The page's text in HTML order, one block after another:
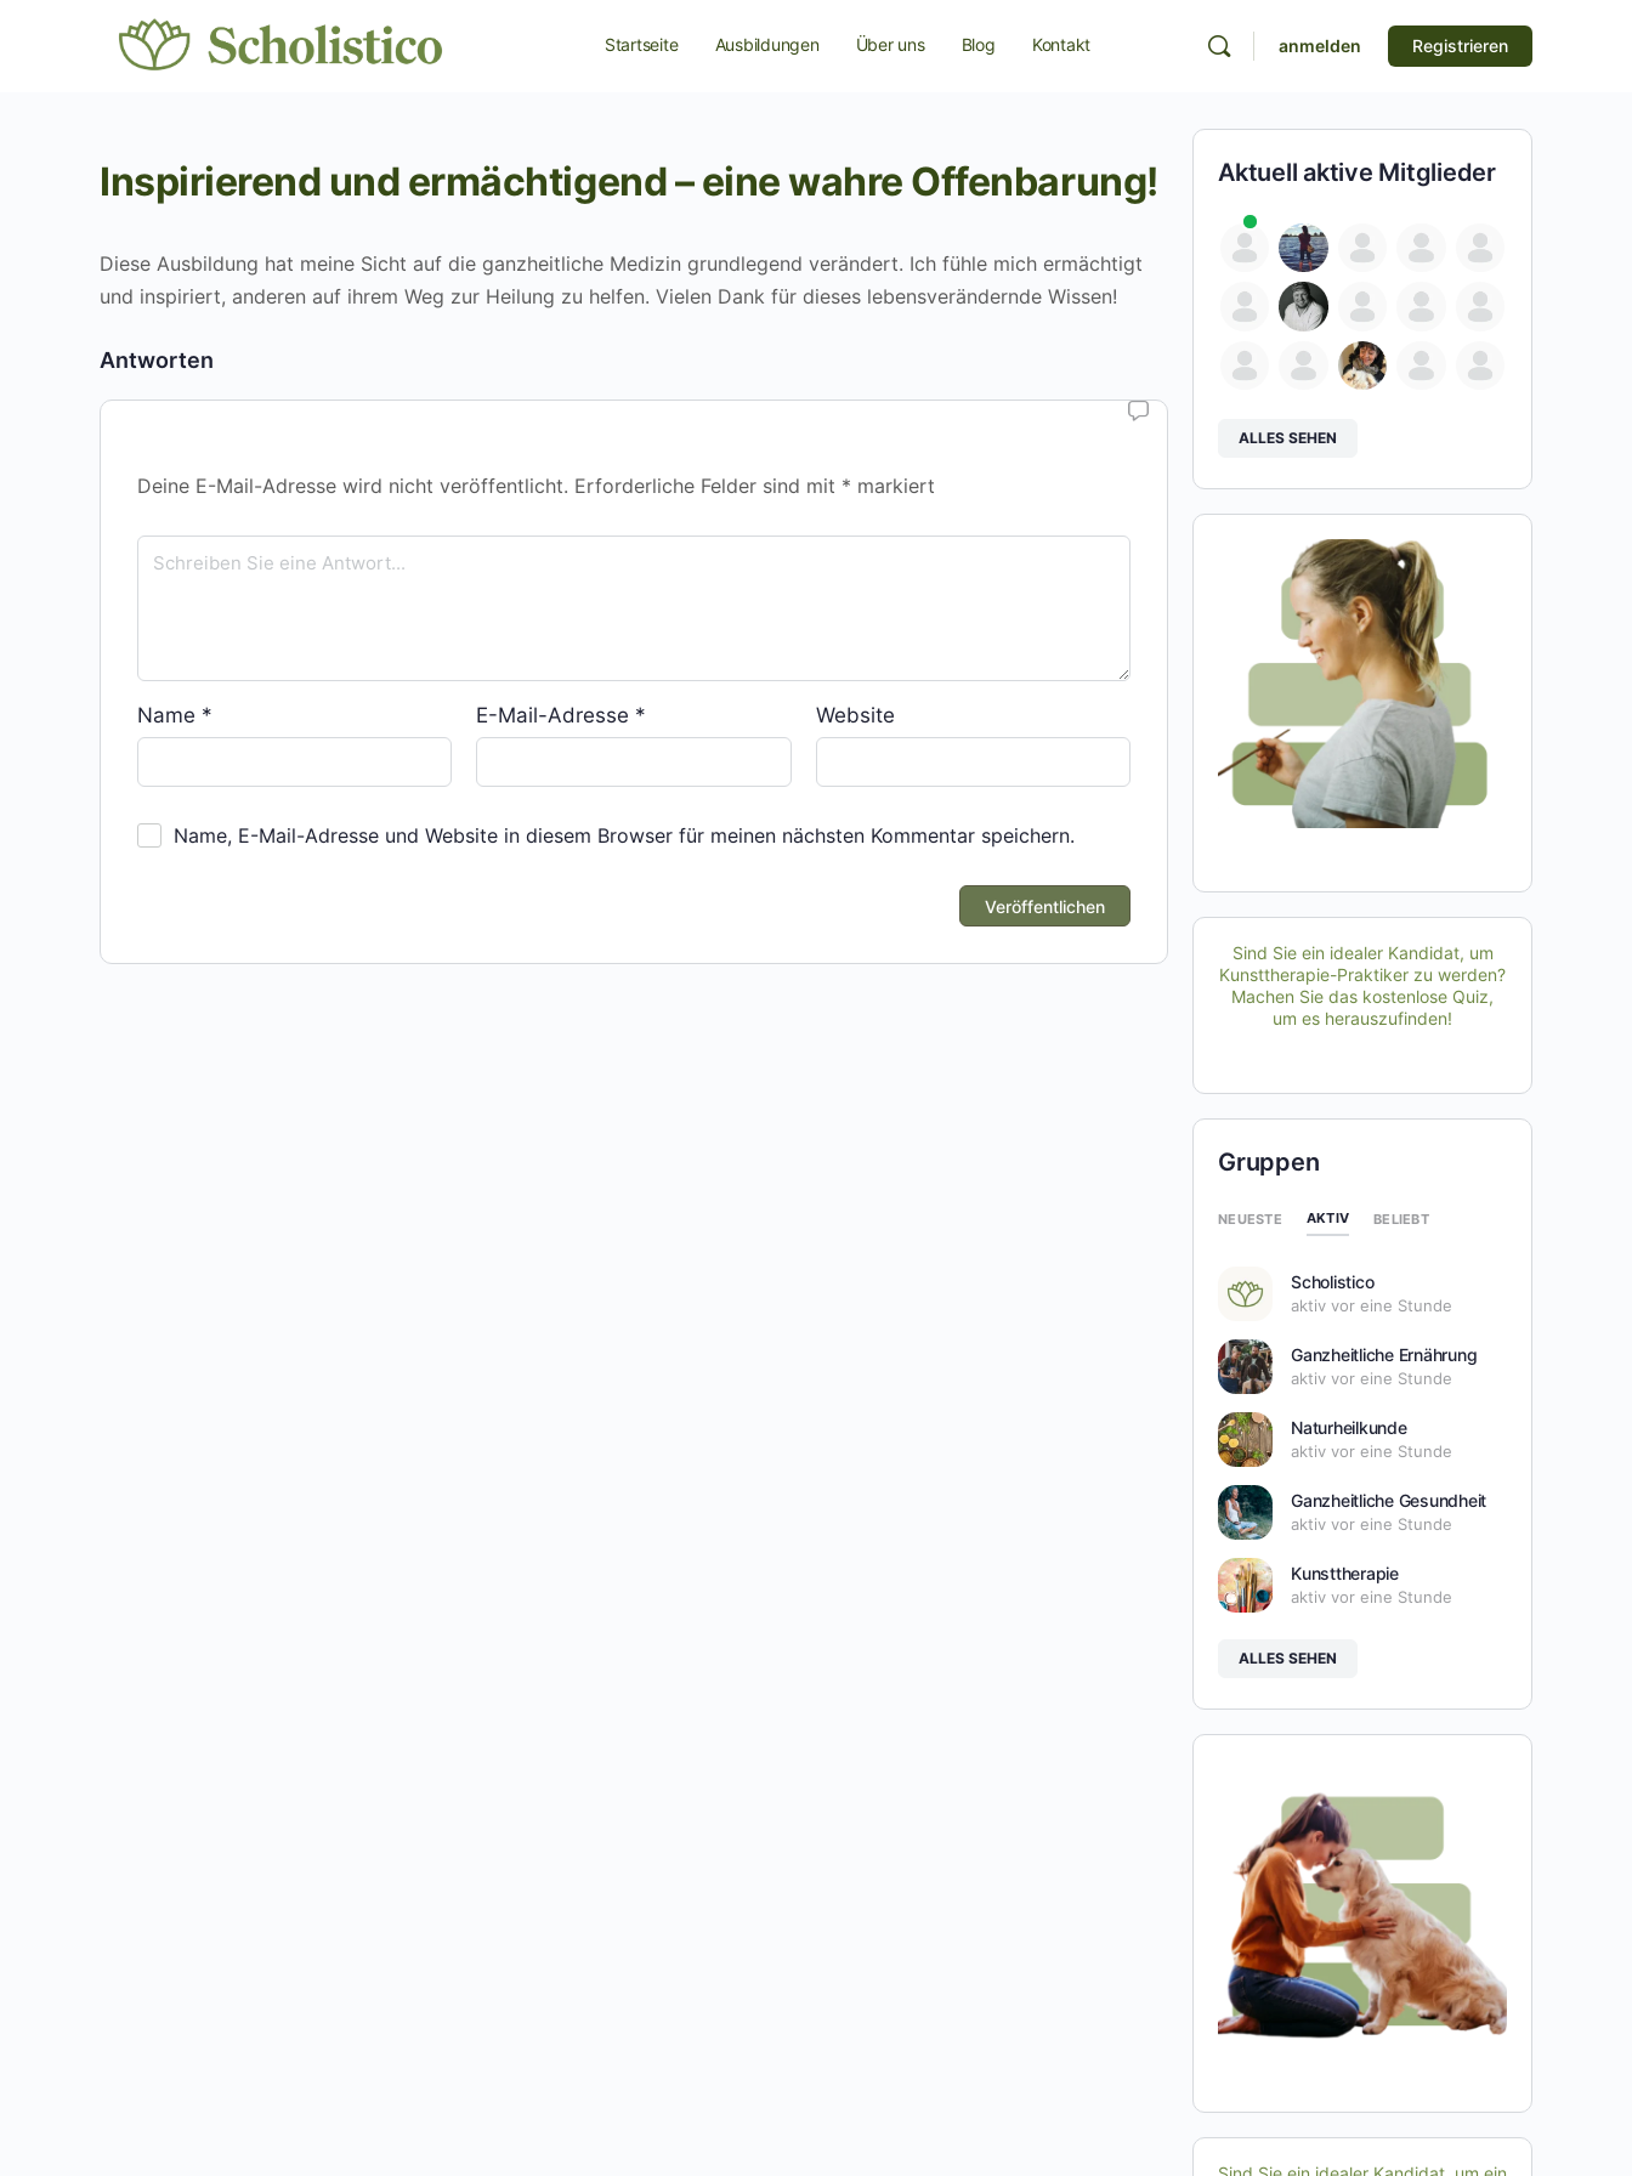
Startseite Ausbildungen Über uns Blog Kontakt anmelden Registrieren
Inspirierend und ermächtigend – eine wahre Offenbarung!
Diese Ausbildung hat meine Sicht auf die ganzheitliche Medizin grundlegend verändert. Ich fühle mich ermächtigt
und inspiriert, anderen auf ihrem Weg zur Heilung zu helfen. Vielen Dank für dieses lebensverändernde Wissen!
Antworten
Deine E-Mail-Adresse wird nicht veröffentlicht. Erforderliche Felder sind mit * markiert
Name * E-Mail-Adresse * Website
Name, E-Mail-Adresse und Website in diesem Browser für meinen nächsten Kommentar speichern.
Aktuell aktive Mitglieder
ALLES SEHEN
Sind Sie ein idealer Kandidat, um
Kunsttherapie-Praktiker zu werden?
Machen Sie das kostenlose Quiz,
um es herauszufinden!
Gruppen
NEUESTE AKTIV BELIEBT
Scholistico
aktiv vor eine Stunde
Ganzheitliche Ernährung
aktiv vor eine Stunde
Naturheilkunde
aktiv vor eine Stunde
Ganzheitliche Gesundheit
aktiv vor eine Stunde
Kunsttherapie
aktiv vor eine Stunde
ALLES SEHEN